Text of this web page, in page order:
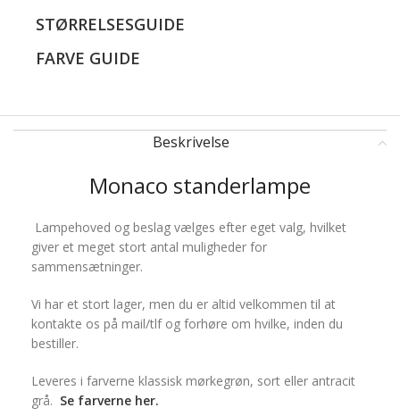
STØRRELSESGUIDE
FARVE GUIDE
Beskrivelse
Monaco standerlampe
Lampehoved og beslag vælges efter eget valg, hvilket
giver et meget stort antal muligheder for
sammensætninger.
Vi har et stort lager, men du er altid velkommen til at
kontakte os på mail/tlf og forhøre om hvilke, inden du
bestiller.
Leveres i farverne klassisk mørkegrøn, sort eller antracit
grå. Se farverne her.